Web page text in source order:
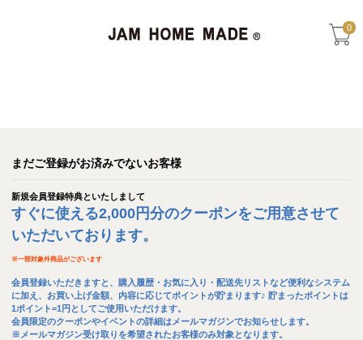
0
まだご登録がお済みでないお客様
新規会員登録特典といたしまして
すぐに使える2,000円分のクーポンをご用意させて
いただいております。
※一部対象外商品がございます
会員登録いただきますと、購入履歴・お気に入り・配送先リストなど便利なシステム
に加え、お買い上げ金額、内容に応じてポイントが貯まります♪ 貯まったポイントは
1ポイント=1円としてご使用いただけます。
会員限定のクーポンやイベントの詳細はメールマガジンでお知らせします。
※メールマガジン受け取りを希望されたお客様のみ対象となります。